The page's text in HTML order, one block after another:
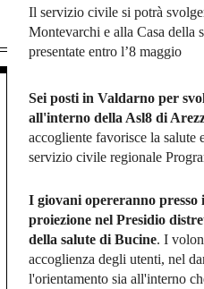
Il servizio civile si potrà
Montevarchi e alla Casa della
presentate entro l’8 maggio
Sei posti in Valdarno per
all'interno della Asl8 di
accogliente favorisce la salute
servizio civile regionale
I giovani opereranno
proiezione nel Presidio
della salute di Bucine. I
accoglienza degli utenti, nel
l'orientamento sia all'interno